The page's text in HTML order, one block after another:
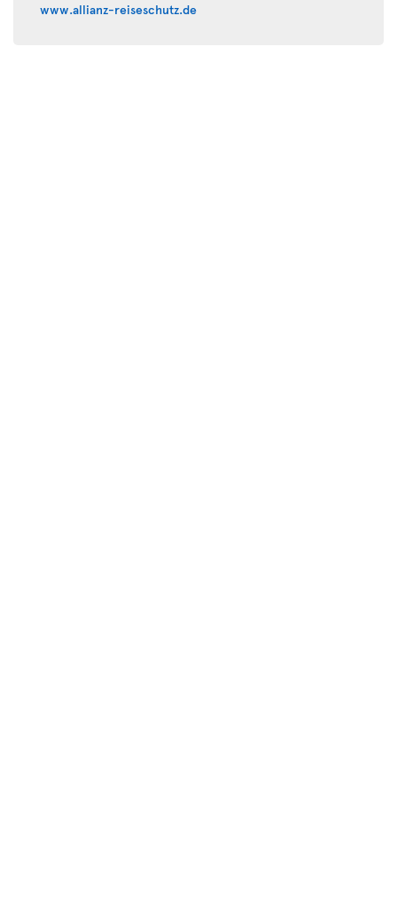
www.allianz-reiseschutz.de